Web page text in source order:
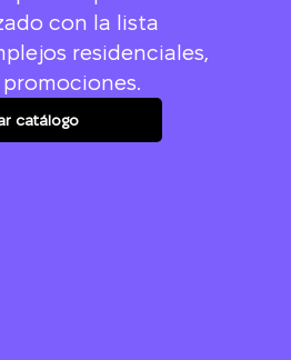
con la lista
residenciales,
catálogo